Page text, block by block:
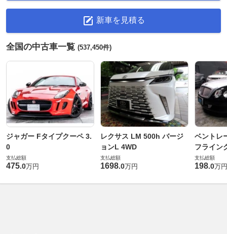
新車を見積る
全国の中古車一覧 (537,450件)
ジャガー Fタイプクーペ 3.
0
支払総額
475.0万円
レクサス LM 500h バージ
ョンL 4WD
支払総額
1698.0万円
ベントレ
フライン
支払総額
198.0万円